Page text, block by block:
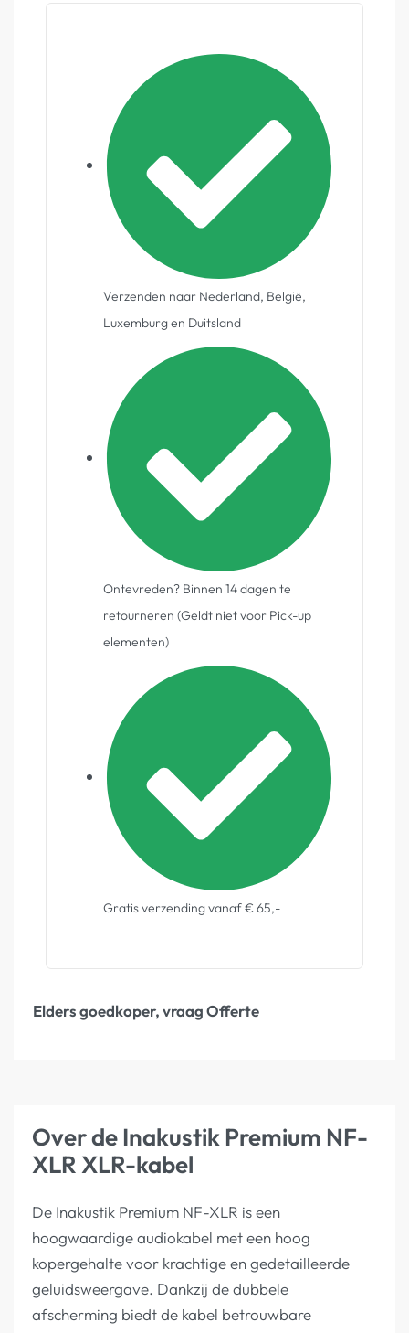
Verzenden naar Nederland, België,
Luxemburg en Duitsland
Ontevreden? Binnen 14 dagen te
retourneren (Geldt niet voor Pick-up
elementen)
Gratis verzending vanaf € 65,-
Elders goedkoper, vraag Offerte
Over de Inakustik Premium NF-
XLR XLR-kabel
De Inakustik Premium NF-XLR is een
hoogwaardige audiokabel met een hoog
kopergehalte voor krachtige en gedetailleerde
geluidsweergave. Dankzij de dubbele
afscherming biedt de kabel betrouwbare